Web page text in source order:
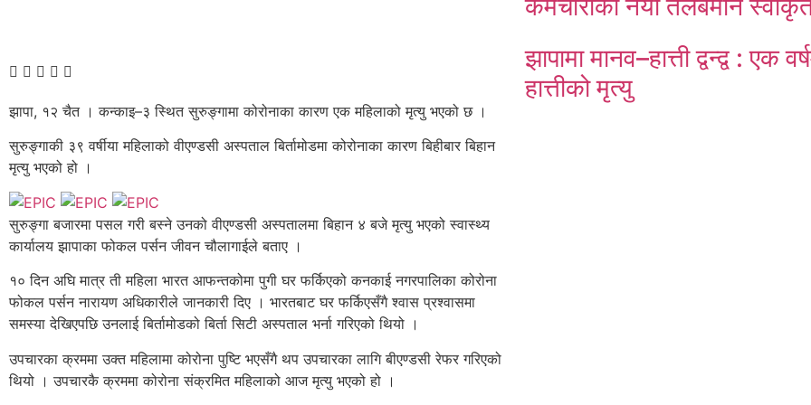
झापा, १२ चैत । कन्काइ–३ स्थित सुरुङ्गामा कोरोनाका कारण एक महिलाको मृत्यु भएको छ ।
सुरुङ्गाकी ३९ वर्षीया महिलाको वीएण्डसी अस्पताल बिर्तामोडमा कोरोनाका कारण बिहीबार बिहान
मृत्यु भएको हो ।
सुरुङ्गा बजारमा पसल गरी बस्ने उनको वीएण्डसी अस्पतालमा बिहान ४ बजे मृत्यु भएको स्वास्थ्य
कार्यालय झापाका फोकल पर्सन जीवन चौलागाईले बताए ।
१० दिन अघि मात्र ती महिला भारत आफन्तकोमा पुगी घर फर्किएको कनकाई नगरपालिका कोरोना
फोकल पर्सन नारायण अधिकारीले जानकारी दिए । भारतबाट घर फर्किएसँगै श्वास प्रश्वासमा
समस्या देखिएपछि उनलाई बिर्तामोडको बिर्ता सिटी अस्पताल भर्ना गरिएको थियो ।
उपचारका क्रममा उक्त महिलामा कोरोना पुष्टि भएसँगै थप उपचारका लागि बीएण्डसी रेफर गरिएको
थियो । उपचारकै क्रममा कोरोना संक्रमित महिलाको आज मृत्यु भएको हो ।
कर्मचारीको नयाँ तलबमान
झापामा मानव–हात्ती द्वन्द्व : एक
हात्तीको मृत्यु